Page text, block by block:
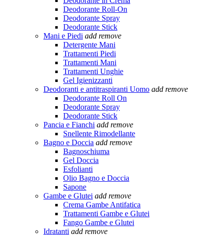
Deodorante Roll-On
Deodorante Spray
Deodorante Stick
Mani e Piedi add remove
Detergente Mani
Trattamenti Piedi
Trattamenti Mani
Trattamenti Unghie
Gel Igienizzanti
Deodoranti e antitraspiranti Uomo add remove
Deodorante Roll On
Deodorante Spray
Deodorante Stick
Pancia e Fianchi add remove
Snellente Rimodellante
Bagno e Doccia add remove
Bagnoschiuma
Gel Doccia
Esfolianti
Olio Bagno e Doccia
Sapone
Gambe e Glutei add remove
Crema Gambe Antifatica
Trattamenti Gambe e Glutei
Fango Gambe e Glutei
Idratanti add remove